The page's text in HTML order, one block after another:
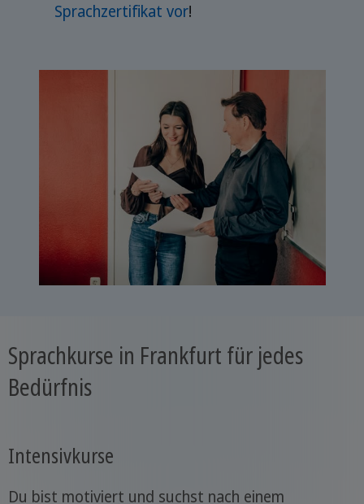
Sprachzertifikat vor!
Sprachkurse in Frankfurt für jedes
Bedürfnis
Intensivkurse
Du bist motiviert und suchst nach einem